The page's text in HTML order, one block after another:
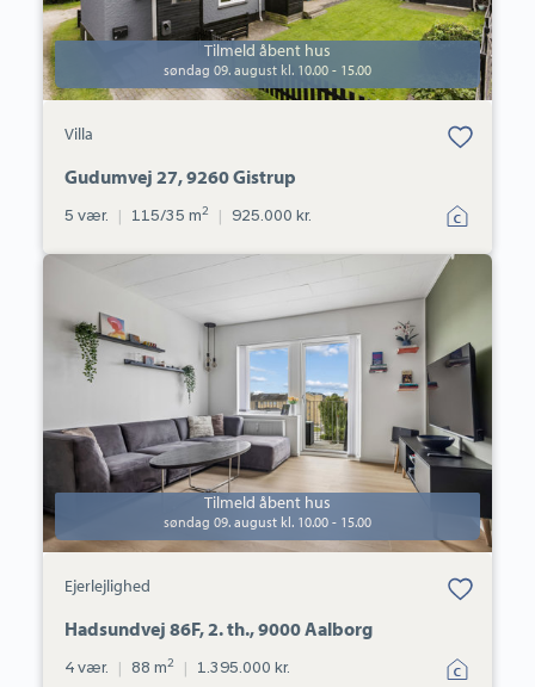
Tilmeld åbent hus
søndag 09. august kl. 10.00 - 15.00
Villa
Bolig er gemt
under dine
Gudumvej 27, 9260 Gistrup
5 vær. | 115/35 m2 | 925.000 kr.
Ejerlejlighed:
Hadsundvej
86F,
Tilmeld åbent hus
søndag 09. august kl. 10.00 - 15.00
Ejerlejlighed
Bolig er gemt
under dine
Hadsundvej 86F, 2. th., 9000 Aalborg
4 vær. | 88 m2 | 1.395.000 kr.